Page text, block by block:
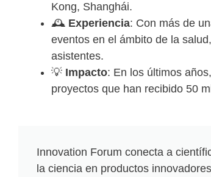
Kong, Shanghái.
🕰️ Experiencia: Con más de
eventos en el ámbito de la
asistentes.
💡 Impacto: En los últimos
proyectos que han recibido 50
Innovation Forum conecta a
la ciencia en productos